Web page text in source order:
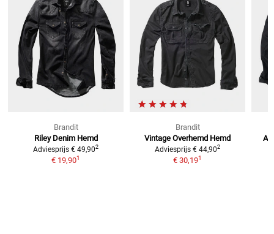
Brandit
Riley Denim Hemd
Adviesprijs € 49,902
€ 19,901
Brandit
Vintage Overhemd Hemd
Adviesprijs € 44,902
€ 30,191